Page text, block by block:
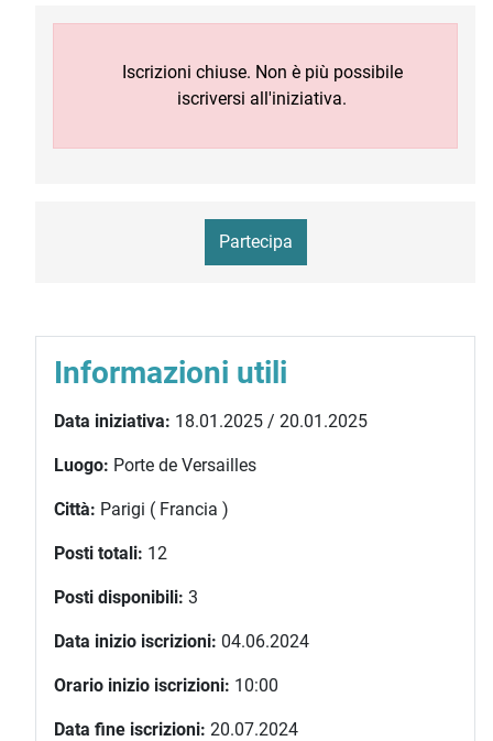
Iscrizioni chiuse. Non è più possibile
iscriversi all'iniziativa.
Partecipa
Informazioni utili
Data iniziativa: 18.01.2025 / 20.01.2025
Luogo: Porte de Versailles
Città: Parigi ( Francia )
Posti totali: 12
Posti disponibili: 3
Data inizio iscrizioni: 04.06.2024
Orario inizio iscrizioni: 10:00
Data fine iscrizioni: 20.07.2024